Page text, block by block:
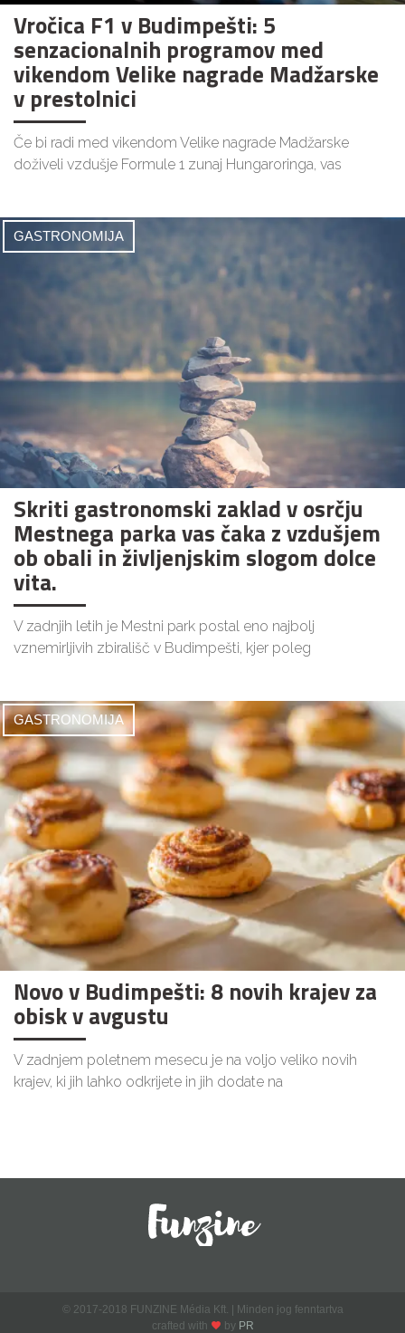
Vročica F1 v Budimpešti: 5
senzacionalnih programov med
vikendom Velike nagrade Madžarske
v prestolnici
Če bi radi med vikendom Velike nagrade Madžarske
doživeli vzdušje Formule 1 zunaj Hungaroringa, vas
GASTRONOMIJA
Skriti gastronomski zaklad v osrčju
Mestnega parka vas čaka z vzdušjem
ob obali in življenjskim slogom dolce
vita.
V zadnjih letih je Mestni park postal eno najbolj
vznemirljivih zbirališč v Budimpešti, kjer poleg
GASTRONOMIJA
Novo v Budimpešti: 8 novih krajev za
obisk v avgustu
V zadnjem poletnem mesecu je na voljo veliko novih
krajev, ki jih lahko odkrijete in jih dodate na
© 2017-2018 FUNZINE Média Kft. | Minden jog fenntartva
crafted with
by PR